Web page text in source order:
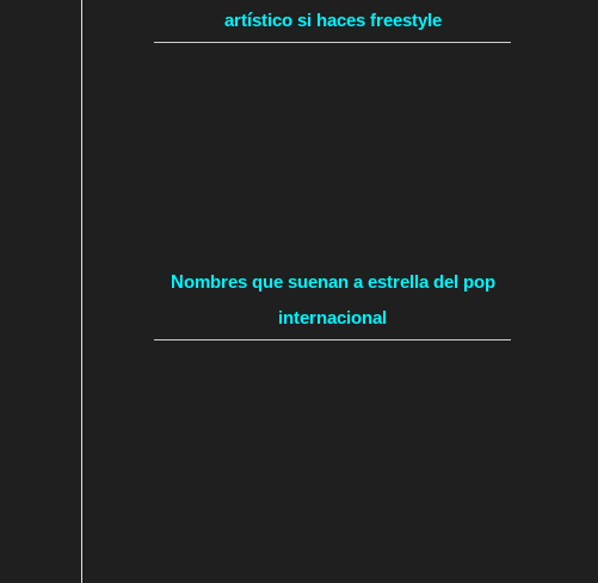
artístico si haces freestyle
Nombres que suenan a estrella del pop
internacional